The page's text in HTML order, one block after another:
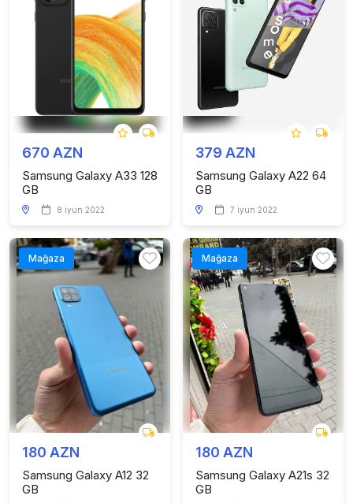
670 AZN
Samsung Galaxy A33 128
GB
8 iyun 2022
379 AZN
Samsung Galaxy A22 64
GB
7 iyun 2022
Mağaza
180 AZN
Samsung Galaxy A12 32
GB
Mağaza
180 AZN
Samsung Galaxy A21s 32
GB